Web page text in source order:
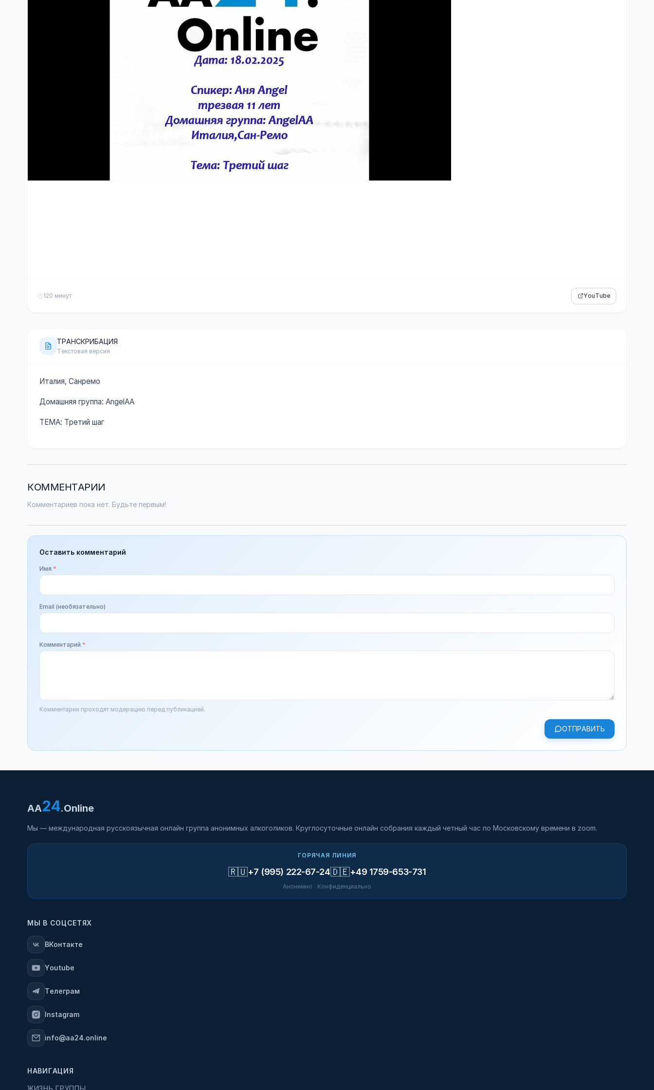
120 минут YouTube
ТРАНСКРИБАЦИЯ
Текстовая версия
Италия, Санремо
Домашняя группа: AngelAA
ТЕМА: Третий шаг
КОММЕНТАРИИ
Комментариев пока нет. Будьте первым!
Оставить комментарий
Имя *
Email (необязательно)
Комментарий *
Комментарии проходят модерацию перед публикацией.
ОТПРАВИТЬ
AA24.Online
Мы — международная русскоязычная онлайн группа анонимных алкоголиков. Круглосуточные онлайн собрания каждый четный час по Московскому времени в zoom.
ГОРЯЧАЯ ЛИНИЯ
🇷🇺+7 (995) 222-67-24🇩🇪+49 1759-653-731
Анонимно · Конфиденциально
МЫ В СОЦСЕТЯХ
ВКонтакте
Youtube
Телеграм
Instagram
info@aa24.online
НАВИГАЦИЯ